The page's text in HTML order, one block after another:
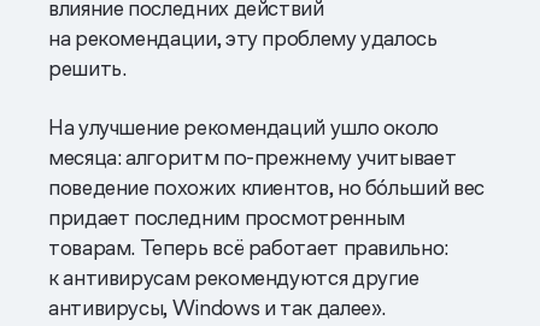
влияние последних действий
на рекомендации, эту проблему удалось
решить.
На улучшение рекомендаций ушло около
месяца: алгоритм по-прежнему учитывает
поведение похожих клиентов, но бóльший вес
придает последним просмотренным
товарам. Теперь всё работает правильно:
к антивирусам рекомендуются другие
антивирусы, Windows и так далее».